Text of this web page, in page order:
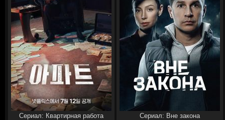
Сериал: Квартирная работа Сериал: Вне закона